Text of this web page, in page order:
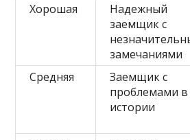
Хорошая
Надежный
заемщик с
замечаниями
Средняя
Заемщик с
проблемами в
истории